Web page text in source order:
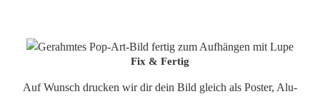
Fix & Fertig
Auf Wunsch drucken wir dir dein Bild gleich als Poster, Alu-